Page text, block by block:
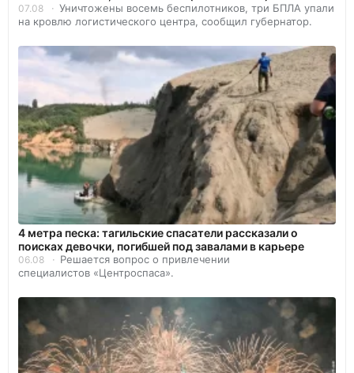
07.08
Уничтожены восемь беспилотников, три БПЛА упали
на кровлю логистического центра, сообщил губернатор.
4 метра песка: тагильские спасатели рассказали о
поисках девочки, погибшей под завалами в карьере
06.08
Решается вопрос о привлечении
специалистов «Центроспаса».